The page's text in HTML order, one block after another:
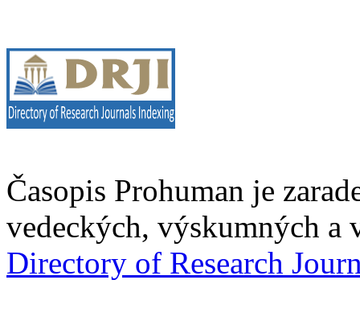
Časopis Prohuman je
vedeckých, výskumných
Directory of Research